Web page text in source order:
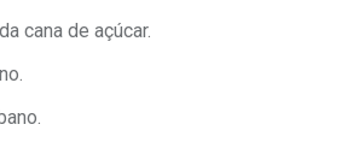
cana de açúcar.